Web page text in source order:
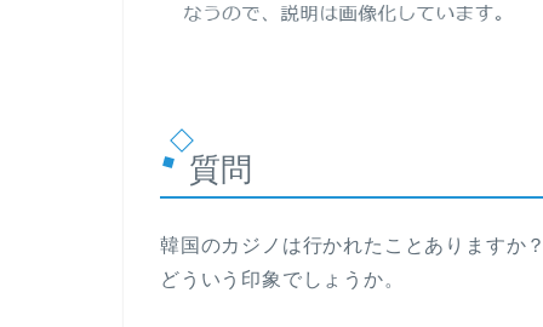
質問
韓国のカジノは行かれたことありますか
どういう印象でしょうか。